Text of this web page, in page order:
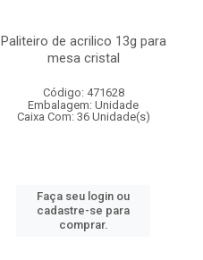
Paliteiro de acrilico 13g para
mesa cristal
Código: 471628
Embalagem: Unidade
Caixa Com: 36 Unidade(s)
Faça seu login ou
cadastre-se para
comprar.